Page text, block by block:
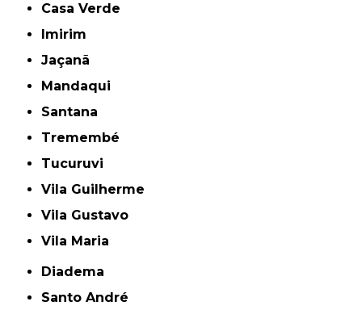
Casa Verde
Imirim
Jaçanã
Mandaqui
Santana
Tremembé
Tucuruvi
Vila Guilherme
Vila Gustavo
Vila Maria
Diadema
Santo André